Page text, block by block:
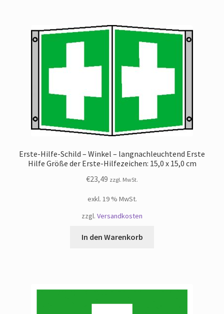
Erste-Hilfe-Schild – Winkel – langnachleuchtend Erste
Hilfe Größe der Erste-Hilfezeichen: 15,0 x 15,0 cm
€23,49 zzgl. MwSt.
exkl. 19 % MwSt.
zzgl. Versandkosten
In den Warenkorb